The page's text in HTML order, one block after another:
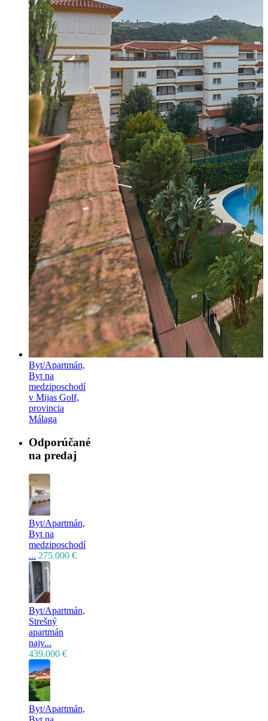
Byt/Apartmán,
Byt na
medziposchodí
v Mijas Golf,
provincia
Málaga
Odporúčané
na predaj
Byt/Apartmán,
Byt na
medziposchodí
... 275.000 €
Byt/Apartmán,
Strešný
apartmán
najv...
439.000 €
Byt/Apartmán,